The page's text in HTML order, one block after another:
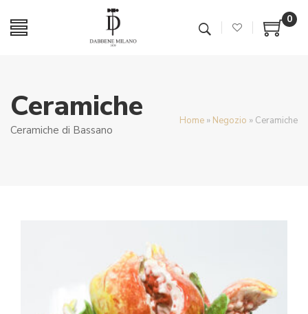
0
Ceramiche
Ceramiche di Bassano
Home » Negozio » Ceramiche